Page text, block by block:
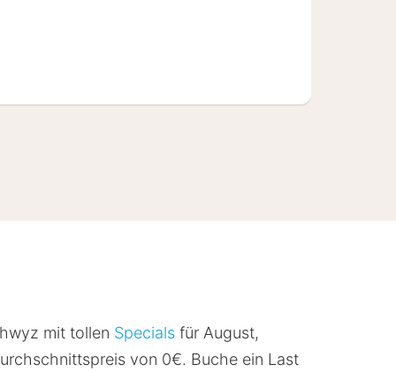
mit tollen Specials für August,
von 0€. Buche ein Last